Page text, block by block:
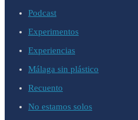
Podcast
Experimentos
Experiencias
Málaga sin plástico
Recuento
No estamos solos